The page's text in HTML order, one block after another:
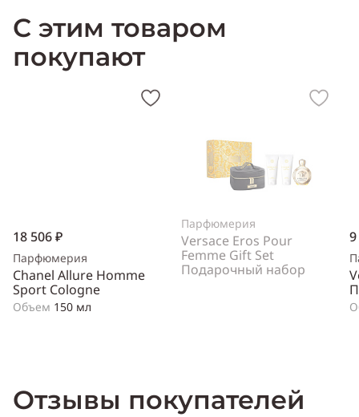
С этим товаром
покупают
18 506 ₽
Парфюмерия
Chanel Allure Homme
Sport Cologne
Объем 150 мл
Парфюмерия
Versace Eros Pour
Femme Gift Set
Подарочный набор
Отзывы покупателей